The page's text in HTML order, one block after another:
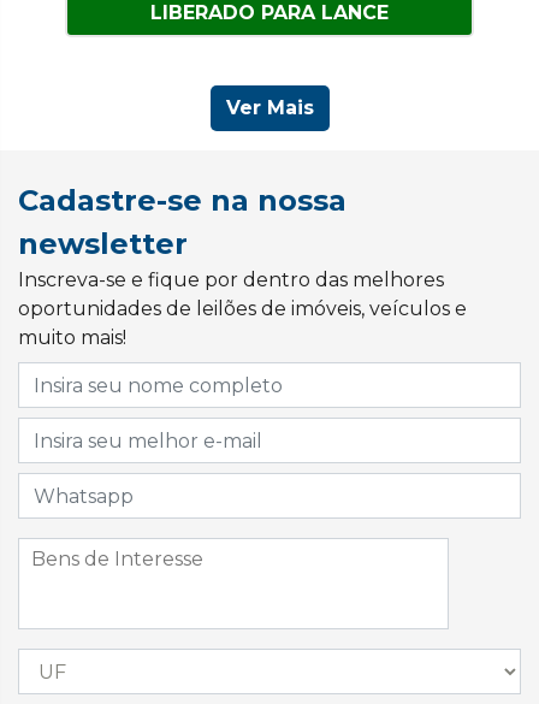
LIBERADO PARA LANCE
Ver Mais
Cadastre-se na nossa
newsletter
Inscreva-se e fique por dentro das melhores
oportunidades de leilões de imóveis, veículos e
muito mais!